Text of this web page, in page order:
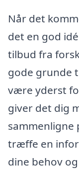
Når det
det en god
tilbud fra
gode grunde
være yderst
giver det dig
sammenligne
træffe en
dine behov